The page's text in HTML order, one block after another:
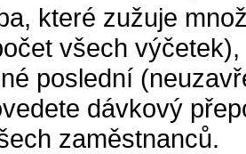
které zužuje
všech
poslední
dávkový
zaměstnanců.